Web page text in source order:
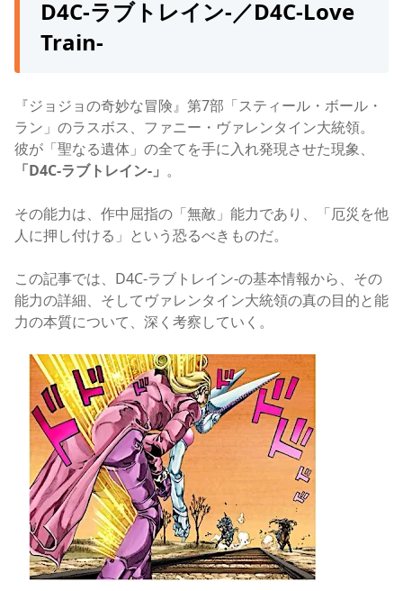
D4C-ラブトレイン-／D4C-Love
Train-
『ジョジョの奇妙な冒険』第7部「スティール・ボール・
ラン」のラスボス、ファニー・ヴァレンタイン大統領。
彼が「聖なる遺体」の全てを手に入れ発現させた現象、
「D4C-ラブトレイン-」 。
その能力は、作中屈指の「無敵」能力であり、「厄災を他
人に押し付ける」という恐るべきものだ。
この記事では、D4C-ラブトレイン-の基本情報から、その
能力の詳細、そしてヴァレンタイン大統領の真の目的と能
力の本質について、深く考察していく。